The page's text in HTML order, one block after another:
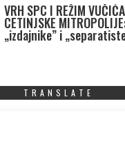
VRH SPC I REŽIM
CETINJSKE
„izdajnike” i
TRANSLATE